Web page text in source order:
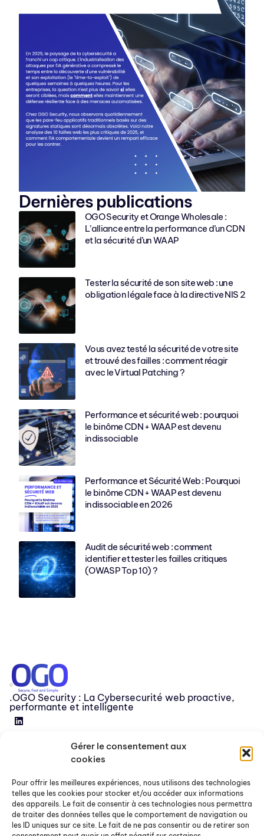
Gérer le consentement aux
cookies
Pour offrir les meilleures expériences, nous utilisons des technologies
telles que les cookies pour stocker et/ou accéder aux informations
des appareils. Le fait de consentir à ces technologies nous permettra
de traiter des données telles que le comportement de navigation ou
les ID uniques sur ce site. Le fait de ne pas consentir ou de retirer son
Dernières publications
OGO Security et Orange Wholesale :
L’alliance entre la performance d’un CDN
et la sécurité d’un WAAP
Tester la sécurité de son site web : une
obligation légale face à la directive NIS 2
Vous avez testé la sécurité de votre site
et trouvé des failles : comment réagir
avec le Virtual Patching ?
Performance et sécurité web : pourquoi
le binôme CDN + WAAP est devenu
indissociable
Performance et Sécurité Web : Pourquoi
le binôme CDN + WAAP est devenu
indissociable en 2026
Audit de sécurité web : comment
identifier et tester les failles critiques
(OWASP Top 10) ?
.OGO Security : La Cybersecurité web proactive,
performante et intelligente
FAQ
Nous contacter